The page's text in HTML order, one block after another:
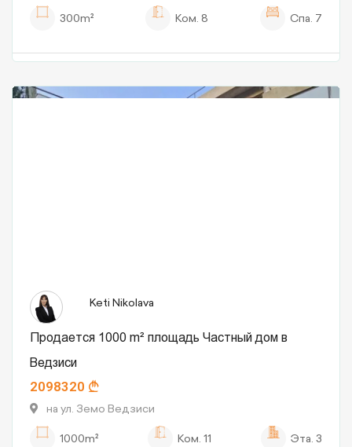
300m²
Ком. 8 Спа. 7
Keti Nikolava
Продается 1000 m² площадь Частный дом в
Ведзиси
2098320
на ул. Земо Ведзиси
1000m²
Ком. 11 Эта. 3